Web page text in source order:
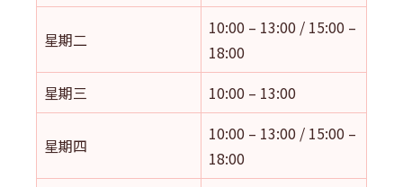
星期二
10:00 – 13:00 / 15:00 –
18:00
星期三
10:00 – 13:00
星期四
10:00 – 13:00 / 15:00 –
18:00